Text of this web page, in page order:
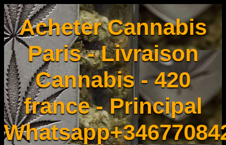
Acheter Cannabis
Paris - Livraison
Cannabis - 420
france - Principal